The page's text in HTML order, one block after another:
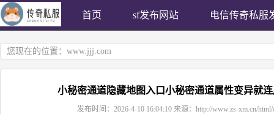
首页 sf发布网站 电信传奇私服
您现在的位置： www.jjj.com
小秘密通道隐藏地图入口小秘密通道属性变异就
发布时间： 2026-4-10 16:04:10来源： http://www.zs-xm.cn/